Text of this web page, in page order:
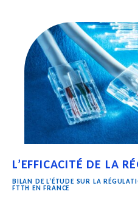
L’EFFICACITÉ DE LA
BILAN DE L’ÉTUDE SUR LA
FTTH EN FRANCE